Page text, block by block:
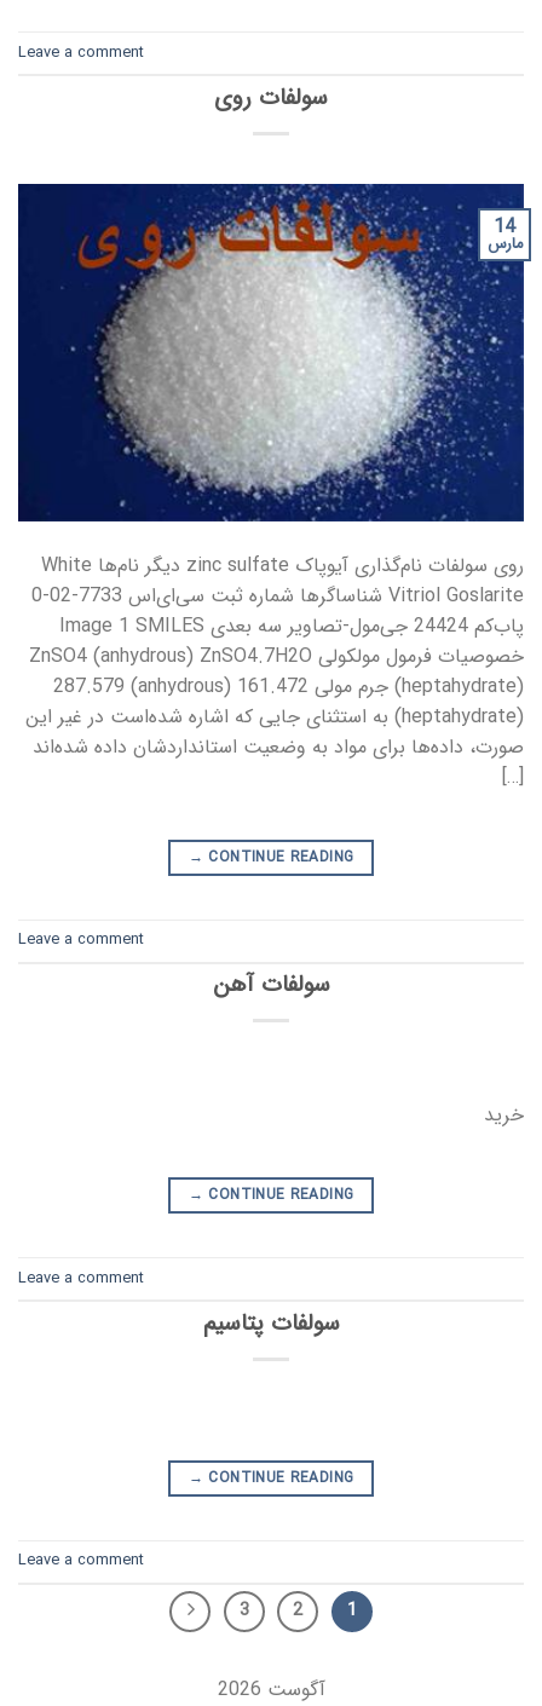
Leave a comment
سولفات روی
14
مارس
روی سولفات نام‌گذاری آیوپاک zinc sulfate دیگر نام‌ها White
Vitriol Goslarite شناساگرها شماره ثبت سی‌ای‌اس 7733-02-0
پاب‌کم 24424 جی‌مول-تصاویر سه بعدی Image 1 SMILES
خصوصیات فرمول مولکولی ZnSO4 (anhydrous) ZnSO4.7H2O
(heptahydrate) جرم مولی 161.472 (anhydrous) 287.579
(heptahydrate) به استثنای جایی که اشاره شده‌است در غیر این
صورت، داده‌ها برای مواد به وضعیت استانداردشان داده شده‌اند
[…]
CONTINUE READING
→
Leave a comment
سولفات آهن
خرید
CONTINUE READING
→
Leave a comment
سولفات پتاسیم
CONTINUE READING
→
Leave a comment
1
2
3
آگوست 2026